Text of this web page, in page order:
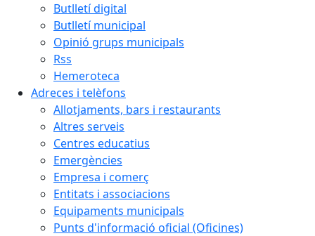
Butlletí digital
Butlletí municipal
Opinió grups municipals
Rss
Hemeroteca
Adreces i telèfons
Allotjaments, bars i restaurants
Altres serveis
Centres educatius
Emergències
Empresa i comerç
Entitats i associacions
Equipaments municipals
Punts d'informació oficial (Oficines)